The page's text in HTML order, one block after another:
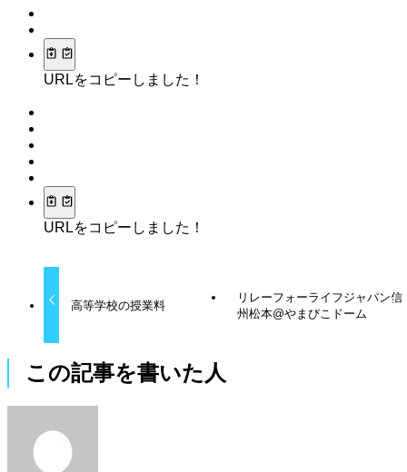
URLをコピーしました！
URLをコピーしました！
高等学校の授業料
リレーフォーライフジャパン信
州松本@やまびこドーム
この記事を書いた人